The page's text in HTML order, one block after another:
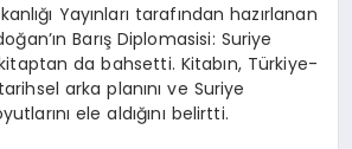
Yayınları tarafından hazırlanan
Barış Diplomasisi: Suriye
da bahsetti. Kitabın, Türkiye-
arka planını ve Suriye
ele aldığını belirtti.